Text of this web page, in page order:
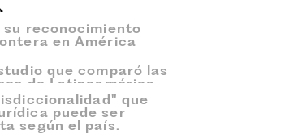
reconocimiento
en América
que comparó las
de Latinoamérica.
que
puede ser
según el país.